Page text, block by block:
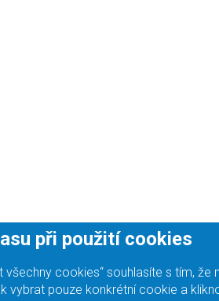
při použití cookies
všechny cookies“ souhlasíte s tím,
vybrat pouze konkrétní cookie a